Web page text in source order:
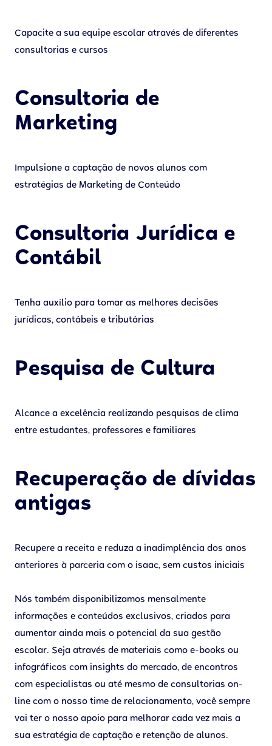
Capacite a sua equipe escolar através de diferentes
consultorias e cursos
Consultoria de
Marketing
Impulsione a captação de novos alunos com
estratégias de Marketing de Conteúdo
Consultoria Jurídica e
Contábil
Tenha auxílio para tomar as melhores decisões
jurídicas, contábeis e tributárias
Pesquisa de Cultura
Alcance a excelência realizando pesquisas de clima
entre estudantes, professores e familiares
Recuperação de dívidas
antigas
Recupere a receita e reduza a inadimplência dos anos
anteriores à parceria com o isaac, sem custos iniciais
Nós também disponibilizamos mensalmente
informações e conteúdos exclusivos, criados para
aumentar ainda mais o potencial da sua gestão
escolar. Seja através de materiais como e-books ou
infográficos com insights do mercado, de encontros
com especialistas ou até mesmo de consultorias on-
line com o nosso time de relacionamento, você sempre
vai ter o nosso apoio para melhorar cada vez mais a
sua estratégia de captação e retenção de alunos.